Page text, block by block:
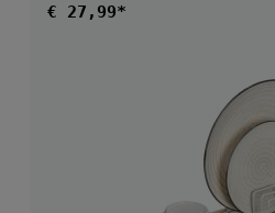
Normale prijs:
€ 27,99*